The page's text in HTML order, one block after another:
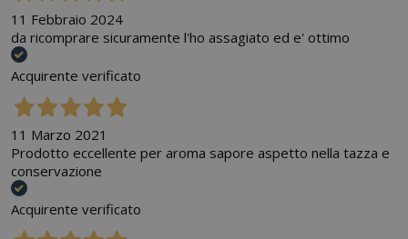
11 Febbraio 2024
da ricomprare sicuramente l'ho assagiato ed e' ottimo
Acquirente verificato
11 Marzo 2021
Prodotto eccellente per aroma sapore aspetto nella tazza e
conservazione
Acquirente verificato